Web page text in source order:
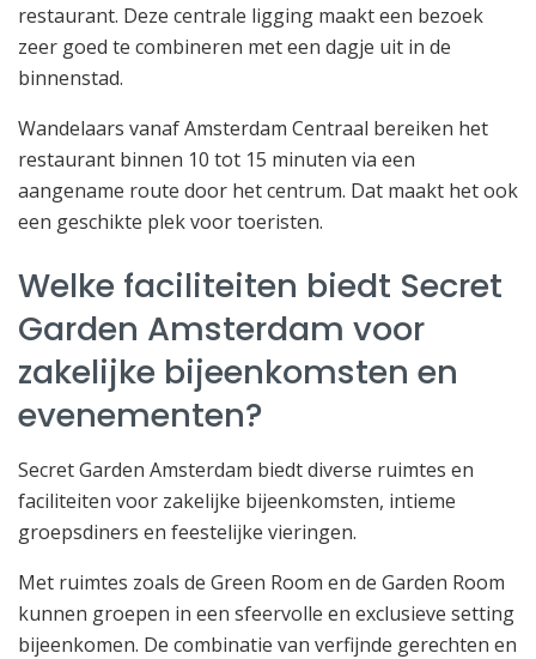
restaurant. Deze centrale ligging maakt een bezoek
zeer goed te combineren met een dagje uit in de
binnenstad.
Wandelaars vanaf Amsterdam Centraal bereiken het
restaurant binnen 10 tot 15 minuten via een
aangename route door het centrum. Dat maakt het ook
een geschikte plek voor toeristen.
Welke faciliteiten biedt Secret
Garden Amsterdam voor
zakelijke bijeenkomsten en
evenementen?
Secret Garden Amsterdam biedt diverse ruimtes en
faciliteiten voor zakelijke bijeenkomsten, intieme
groepsdiners en feestelijke vieringen.
Met ruimtes zoals de Green Room en de Garden Room
kunnen groepen in een sfeervolle en exclusieve setting
bijeenkomen. De combinatie van verfijnde gerechten en